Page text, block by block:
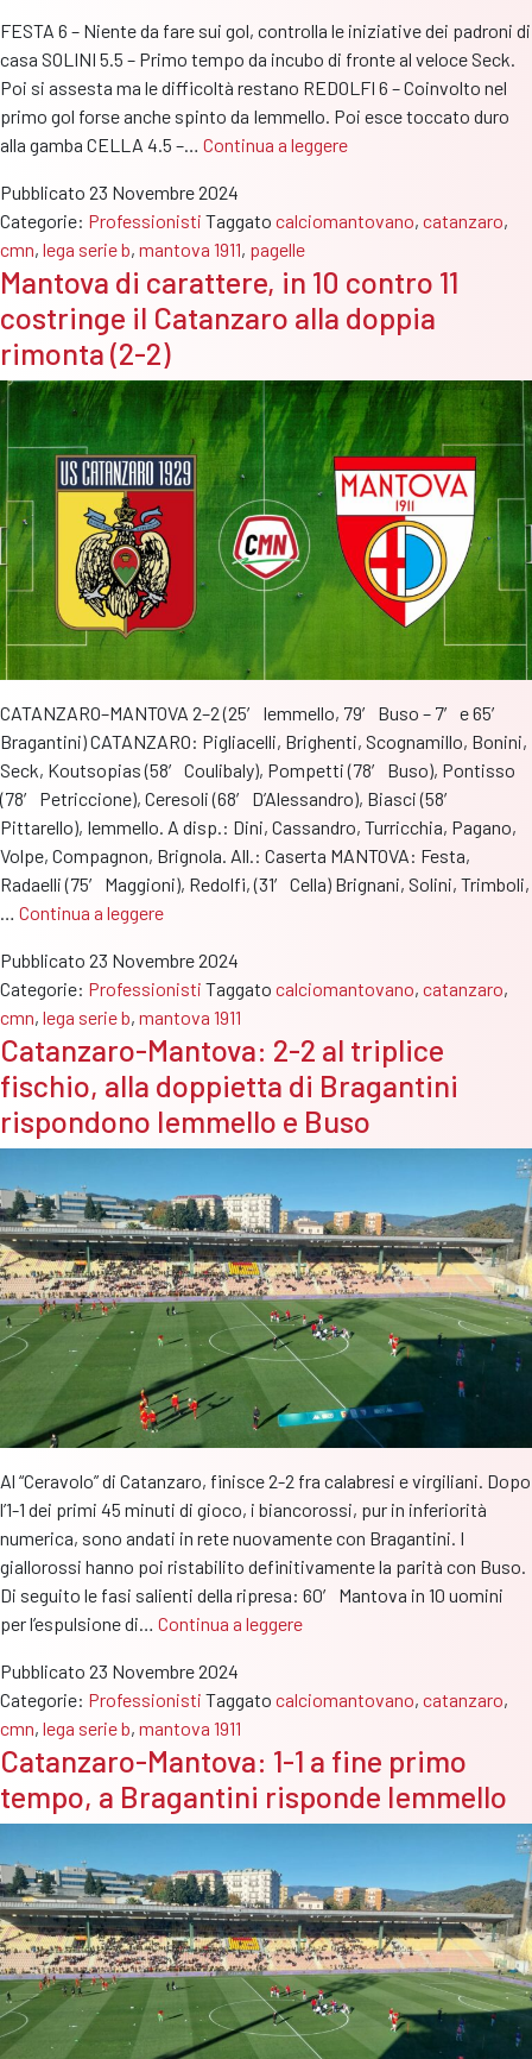
FESTA 6 – Niente da fare sui gol, controlla le iniziative dei padroni di
casa SOLINI 5.5 – Primo tempo da incubo di fronte al veloce Seck.
Poi si assesta ma le difficoltà restano REDOLFI 6 – Coinvolto nel
primo gol forse anche spinto da Iemmello. Poi esce toccato duro
alla gamba CELLA 4.5 –… Continua a leggerePagelle
Bragantini
d’autore,
Trimboli
bene
De
Maio
Pubblicato 23 Novembre 2024
Categorie: Professionisti Taggato calciomantovano, catanzaro,
cmn, lega serie b, mantova 1911, pagelle
Mantova di carattere, in 10 contro 11
costringe il Catanzaro alla doppia
rimonta (2-2)
CATANZARO–MANTOVA 2–2 (25′ Iemmello, 79′ Buso – 7′ e 65′
Bragantini) CATANZARO: Pigliacelli, Brighenti, Scognamillo, Bonini,
Seck, Koutsopias (58′ Coulibaly), Pompetti (78′ Buso), Pontisso
(78′ Petriccione), Ceresoli (68′ D’Alessandro), Biasci (58′
Pittarello), Iemmello. A disp.: Dini, Cassandro, Turricchia, Pagano,
Volpe, Compagnon, Brignola. All.: Caserta MANTOVA: Festa,
Radaelli (75′ Maggioni), Redolfi, (31′ Cella) Brignani, Solini, Trimboli,
… Continua a leggereMantova
carattere,
in
10
contro
11
il
alla
doppia
rimonta
(2-
2)
Pubblicato 23 Novembre 2024
Categorie: Professionisti Taggato calciomantovano, catanzaro,
cmn, lega serie b, mantova 1911
Catanzaro-Mantova: 2-2 al triplice
fischio, alla doppietta di Bragantini
rispondono Iemmello e Buso
Al “Ceravolo” di Catanzaro, finisce 2-2 fra calabresi e virgiliani. Dopo
l’1-1 dei primi 45 minuti di gioco, i biancorossi, pur in inferiorità
numerica, sono andati in rete nuovamente con Bragantini. I
giallorossi hanno poi ristabilito definitivamente la parità con Buso.
Di seguito le fasi salienti della ripresa: 60′ Mantova in 10 uomini
per l’espulsione di… Continua a leggereCatanzaro-
2
triplice
fischio,
alla
di
Bragantini
rispondono
Iemmello
e
Buso
Pubblicato 23 Novembre 2024
Categorie: Professionisti Taggato calciomantovano, catanzaro,
cmn, lega serie b, mantova 1911
Catanzaro-Mantova: 1-1 a fine primo
tempo, a Bragantini risponde Iemmello